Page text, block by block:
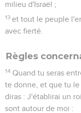
milieu d'Israël ;
13 et tout le peuple
avec fierté.
Règles
14 Quand tu seras
te donne, et que tu le
diras : J'établirai un
sont autour de moi :